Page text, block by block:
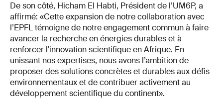
De son côté, Hicham El Habti, Président de l’UM6P, a
affirmé: «Cette expansion de notre collaboration avec
l’EPFL témoigne de notre engagement commun à faire
avancer la recherche en énergies durables et à
renforcer l'innovation scientifique en Afrique. En
unissant nos expertises, nous avons l’ambition de
proposer des solutions concrètes et durables aux défis
environnementaux et de contribuer activement au
développement scientifique du continent».